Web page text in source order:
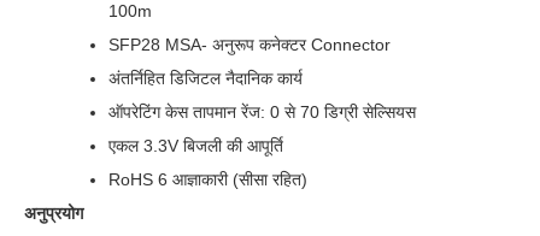
100m
SFP28 MSA- अनुरूप कनेक्टर Connector
अंतर्निहित डिजिटल नैदानिक ​​कार्य
ऑपरेटिंग केस तापमान रेंज: 0 से 70 डिग्री सेल्सियस
एकल 3.3V बिजली की आपूर्ति
RoHS 6 आज्ञाकारी (सीसा रहित)
अनुप्रयोग